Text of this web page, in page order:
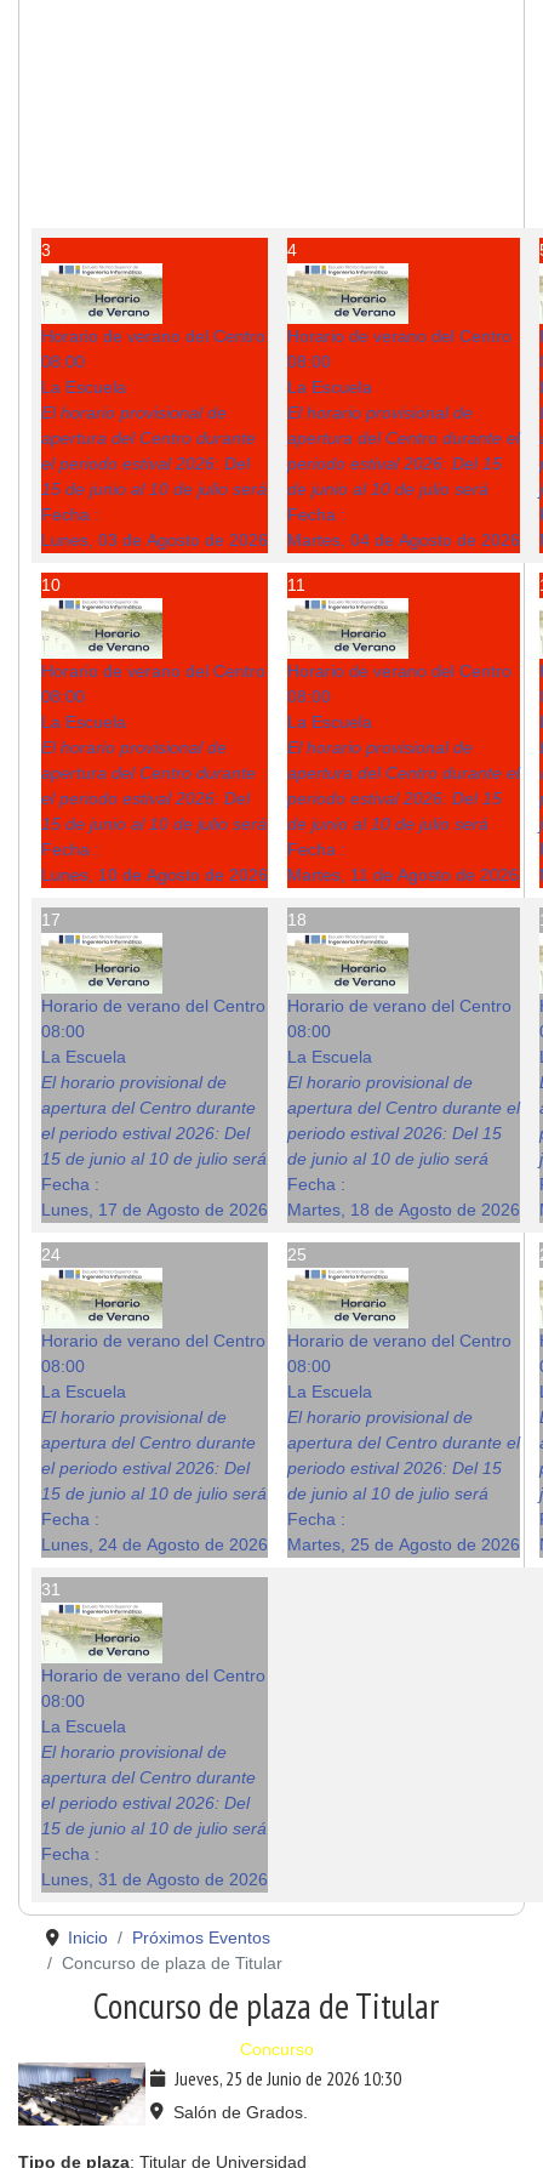
3
Horario de verano del Centro
08:00
La Escuela
El horario provisional de
apertura del Centro durante
el periodo estival 2026: Del
15 de junio al 10 de julio será
Fecha :
Lunes, 03 de Agosto de 2026
4
Horario de verano del Centro
08:00
La Escuela
El horario provisional de
apertura del Centro durante el
periodo estival 2026: Del 15
de junio al 10 de julio será
Fecha :
Martes, 04 de Agosto de 2026
10
Horario de verano del Centro
08:00
La Escuela
El horario provisional de
apertura del Centro durante
el periodo estival 2026: Del
15 de junio al 10 de julio será
Fecha :
Lunes, 10 de Agosto de 2026
11
Horario de verano del Centro
08:00
La Escuela
El horario provisional de
apertura del Centro durante el
periodo estival 2026: Del 15
de junio al 10 de julio será
Fecha :
Martes, 11 de Agosto de 2026
17
Horario de verano del Centro
08:00
La Escuela
El horario provisional de
apertura del Centro durante
el periodo estival 2026: Del
15 de junio al 10 de julio será
Fecha :
Lunes, 17 de Agosto de 2026
18
Horario de verano del Centro
08:00
La Escuela
El horario provisional de
apertura del Centro durante el
periodo estival 2026: Del 15
de junio al 10 de julio será
Fecha :
Martes, 18 de Agosto de 2026
24
Horario de verano del Centro
08:00
La Escuela
El horario provisional de
apertura del Centro durante
el periodo estival 2026: Del
15 de junio al 10 de julio será
Fecha :
Lunes, 24 de Agosto de 2026
25
Horario de verano del Centro
08:00
La Escuela
El horario provisional de
apertura del Centro durante el
periodo estival 2026: Del 15
de junio al 10 de julio será
Fecha :
Martes, 25 de Agosto de 2026
31
Horario de verano del Centro
08:00
La Escuela
El horario provisional de
apertura del Centro durante
el periodo estival 2026: Del
15 de junio al 10 de julio será
Fecha :
Lunes, 31 de Agosto de 2026
Inicio
Próximos Eventos
Concurso de plaza de Titular
Concurso de plaza de Titular
Concurso
Jueves, 25 de Junio de 2026 10:30
Salón de Grados.
Tipo de plaza: Titular de Universidad